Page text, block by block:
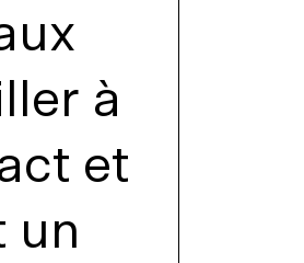
à
et
un